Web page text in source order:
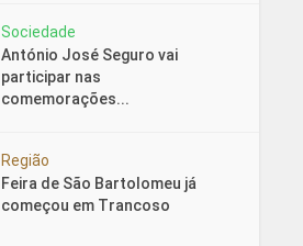
Sociedade
António José Seguro vai
participar nas
comemorações...
Região
Feira de São Bartolomeu já
começou em Trancoso